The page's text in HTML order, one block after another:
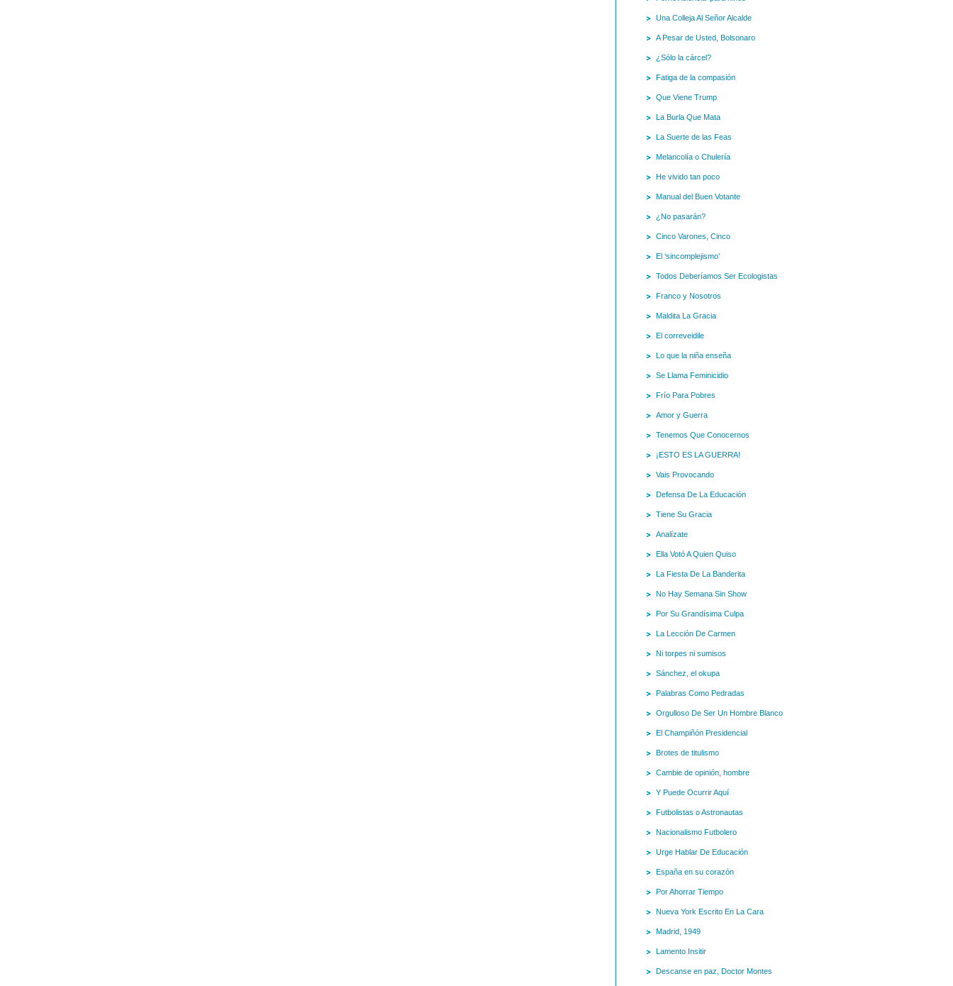
Una Colleja Al Señor Alcalde
A Pesar de Usted, Bolsonaro
¿Sólo la cárcel?
Fatiga de la compasión
Que Viene Trump
La Burla Que Mata
La Suerte de las Feas
Melancolía o Chulería
He vivido tan poco
Manual del Buen Votante
¿No pasarán?
Cinco Varones, Cinco
El ‘sincomplejismo’
Todos Deberíamos Ser Ecologistas
Franco y Nosotros
Maldita La Gracia
El correveidile
Lo que la niña enseña
Se Llama Feminicidio
Frío Para Pobres
Amor y Guerra
Tenemos Que Conocernos
¡ESTO ES LA GUERRA!
Vais Provocando
Defensa De La Educación
Tiene Su Gracia
Analízate
Ella Votó A Quien Quiso
La Fiesta De La Banderita
No Hay Semana Sin Show
Por Su Grandísima Culpa
La Lección De Carmen
Ni torpes ni sumisos
Sánchez, el okupa
Palabras Como Pedradas
Orgulloso De Ser Un Hombre Blanco
El Champiñón Presidencial
Brotes de titulismo
Cambie de opinión, hombre
Y Puede Ocurrir Aquí
Futbolistas o Astronautas
Nacionalismo Futbolero
Urge Hablar De Educación
España en su corazón
Por Ahorrar Tiempo
Nueva York Escrito En La Cara
Madrid, 1949
Lamento Insitir
Descanse en paz, Doctor Montes